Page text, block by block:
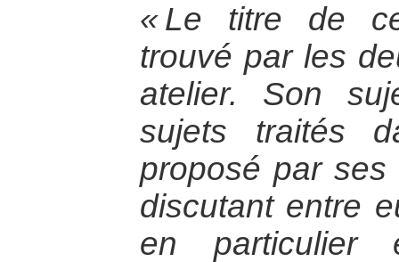
« Le titre de
trouvé par les
atelier. Son
sujets traités
proposé par ses
discutant entre
en particulier